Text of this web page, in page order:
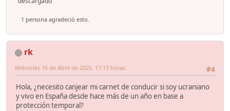
1 persona agradeció esto.
rk
#4
Miércoles 16 de Abril de 2025. 17:13 horas.
Hola, ¿necesito canjear mi carnet de conducir si soy ucraniano
y vivo en España desde hace más de un año en base a
protección temporal?